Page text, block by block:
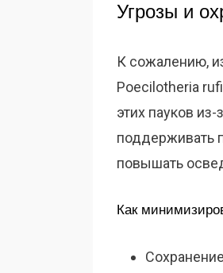
Угрозы и
К сожалению,
Poecilotheria
этих пауков
поддерживать
повышать
Как